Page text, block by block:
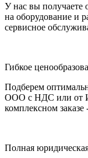
У нас вы получаете
на оборудование и
сервисное
Гибкое
Подберем
ООО с НДС или от
комплексном
Полная